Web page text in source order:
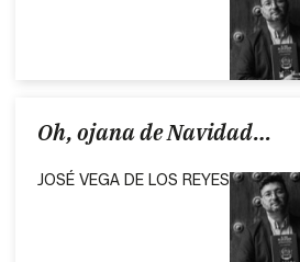
Oh, ojana de Navidad…
JOSÉ VEGA DE LOS REYES